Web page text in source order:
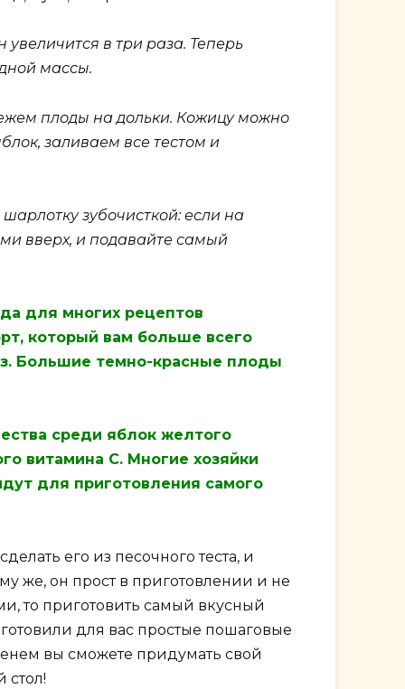
в три раза. Теперь
массы.
плоды на дольки. Кожицу можно
заливаем все тестом и
зубочисткой: если на
вверх, и подавайте самый
для многих рецептов
который вам больше всего
Большие темно-красные плоды
среди яблок желтого
витамина С. Многие хозяйки
для приготовления самого
его из песочного теста, и
же, он прост в приготовлении и не
то приготовить самый вкусный
для вас простые пошаговые
вы сможете придумать свой
стол!